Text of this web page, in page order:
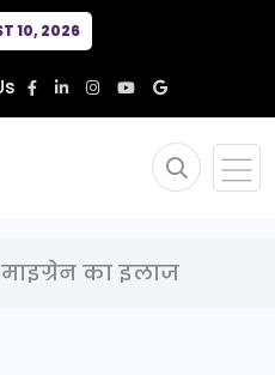
10, 2026
माइग्रेन का इलाज